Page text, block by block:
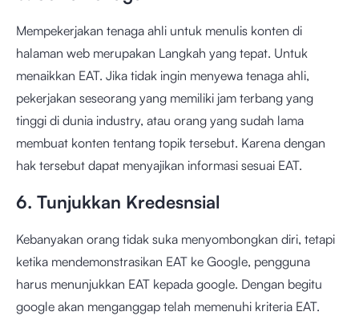
Mempekerjakan tenaga ahli untuk menulis konten di
halaman web merupakan Langkah yang tepat. Untuk
menaikkan EAT. Jika tidak ingin menyewa tenaga ahli,
pekerjakan seseorang yang memiliki jam terbang yang
tinggi di dunia industry, atau orang yang sudah lama
membuat konten tentang topik tersebut. Karena dengan
hak tersebut dapat menyajikan informasi sesuai EAT.
6. Tunjukkan Kredesnsial
Kebanyakan orang tidak suka menyombongkan diri, tetapi
ketika mendemonstrasikan EAT ke Google, pengguna
harus menunjukkan EAT kepada google. Dengan begitu
google akan menganggap telah memenuhi kriteria EAT.